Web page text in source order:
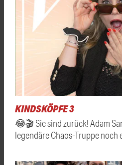
KINDSKÖPFE 3
😂🎬 Sie sind zurück! Adam
legendäre Chaos-Truppe